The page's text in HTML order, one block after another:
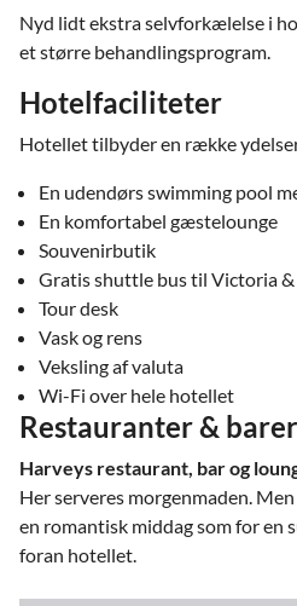
Nyd lidt ekstra selvforkælelse i
et større behandlingsprogram.
Hotelfaciliteter
Hotellet tilbyder en række
En udendørs swimming pool
En komfortabel gæstelounge
Souvenirbutik
Gratis shuttle bus til Victoria
Tour desk
Vask og rens
Veksling af valuta
Wi-Fi over hele hotellet
Restauranter & barer
Harveys restaurant, bar og
Her serveres morgenmaden.
en romantisk middag som for en
foran hotellet.